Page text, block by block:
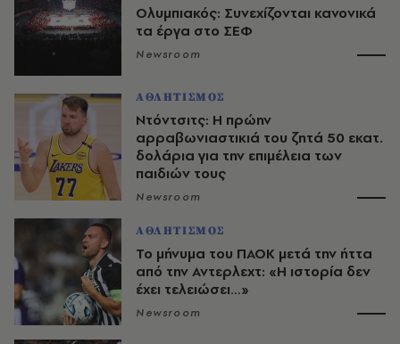
Ολυμπιακός: Συνεχίζονται κανονικά
τα έργα στο ΣΕΦ
Newsroom
ΑΘΛΗΤΙΣΜΟΣ
Ντόντσιτς: Η πρώην
αρραβωνιαστικιά του ζητά 50 εκατ.
δολάρια για την επιμέλεια των
παιδιών τους
Newsroom
ΑΘΛΗΤΙΣΜΟΣ
Το μήνυμα του ΠΑΟΚ μετά την ήττα
από την Αντερλεχτ: «Η ιστορία δεν
έχει τελειώσει…»
Newsroom